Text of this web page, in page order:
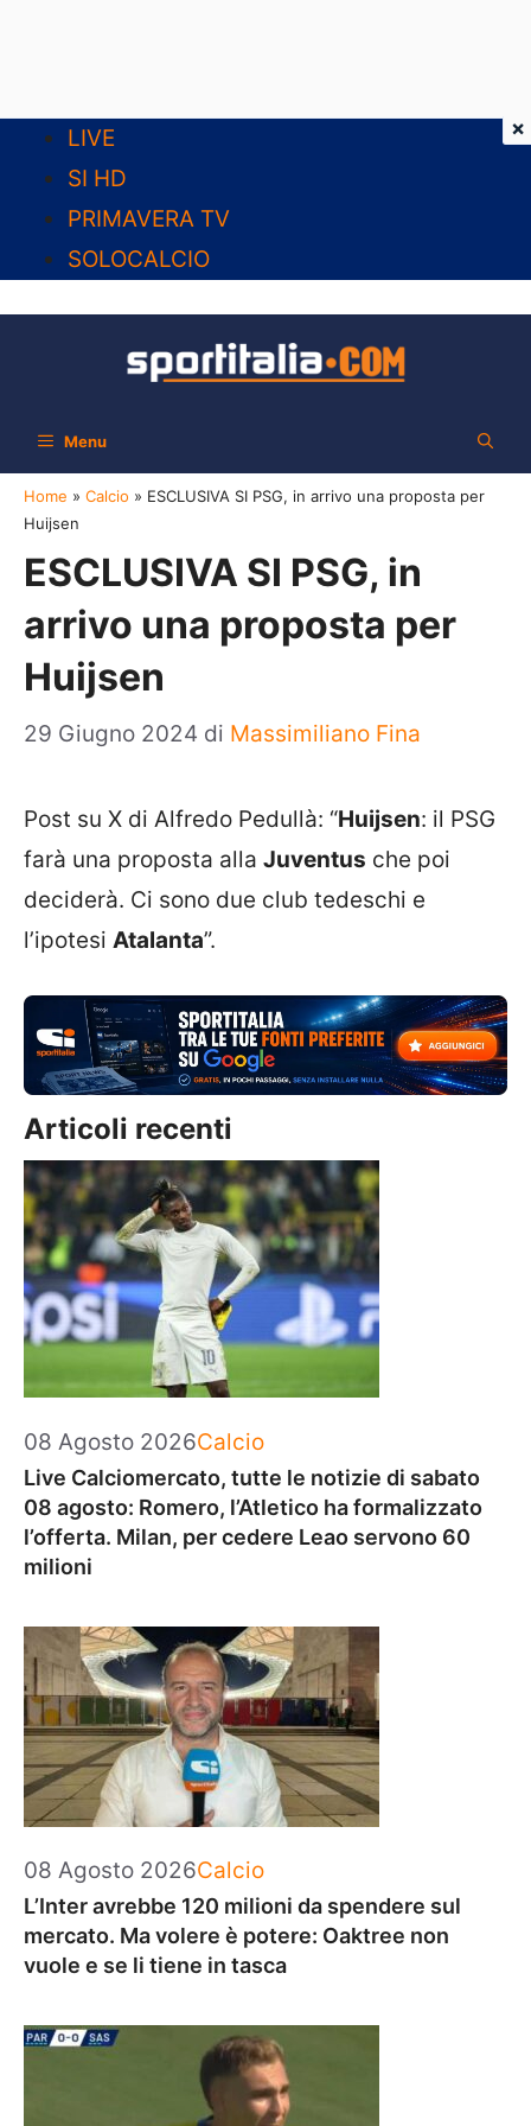
contenuto
LIVE
SI HD
PRIMAVERA TV
SOLOCALCIO
Menu
Home » Calcio » ESCLUSIVA SI PSG, in arrivo una proposta per
Huijsen
ESCLUSIVA SI PSG, in
arrivo una proposta per
Huijsen
29 Giugno 2024 di Massimiliano Fina
Post su X di Alfredo Pedullà: “Huijsen: il PSG
farà una proposta alla Juventus che poi
deciderà. Ci sono due club tedeschi e
l’ipotesi Atalanta”.
Articoli recenti
08 Agosto 2026Categorie
Calcio
Live Calciomercato, tutte le notizie di sabato
08 agosto: Romero, l’Atletico ha formalizzato
l’offerta. Milan, per cedere Leao servono 60
milioni
08 Agosto 2026Categorie
Calcio
L’Inter avrebbe 120 milioni da spendere sul
mercato. Ma volere è potere: Oaktree non
vuole e se li tiene in tasca
×